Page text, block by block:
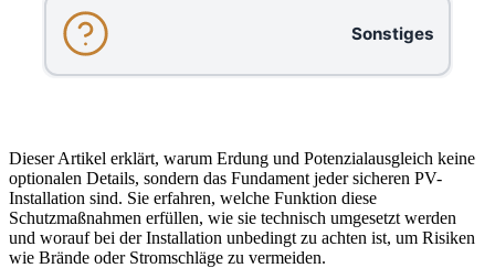
Sonstiges
Dieser Artikel erklärt, warum Erdung und Potenzialausgleich keine
optionalen Details, sondern das Fundament jeder sicheren PV-
Installation sind. Sie erfahren, welche Funktion diese
Schutzmaßnahmen erfüllen, wie sie technisch umgesetzt werden
und worauf bei der Installation unbedingt zu achten ist, um Risiken
wie Brände oder Stromschläge zu vermeiden.